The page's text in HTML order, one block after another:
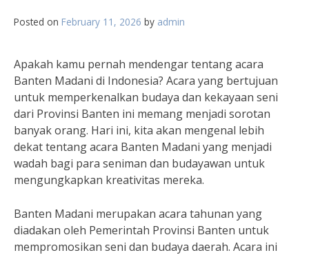
Posted on February 11, 2026 by admin
Apakah kamu pernah mendengar tentang acara
Banten Madani di Indonesia? Acara yang bertujuan
untuk memperkenalkan budaya dan kekayaan seni
dari Provinsi Banten ini memang menjadi sorotan
banyak orang. Hari ini, kita akan mengenal lebih
dekat tentang acara Banten Madani yang menjadi
wadah bagi para seniman dan budayawan untuk
mengungkapkan kreativitas mereka.
Banten Madani merupakan acara tahunan yang
diadakan oleh Pemerintah Provinsi Banten untuk
mempromosikan seni dan budaya daerah. Acara ini